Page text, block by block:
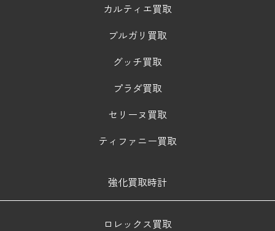
カルティエ買取
ブルガリ買取
グッチ買取
プラダ買取
セリーヌ買取
ティファニー買取
強化買取時計
ロレックス買取